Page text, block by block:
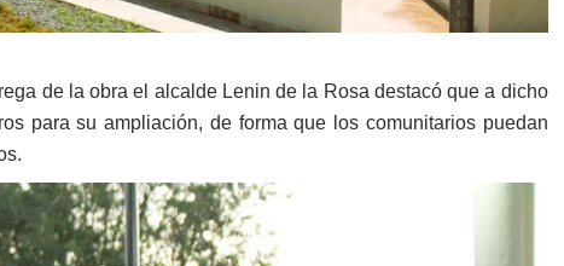
de la obra el alcalde Lenin de la Rosa destacó que a dicho
para su ampliación, de forma que los comunitarios puedan